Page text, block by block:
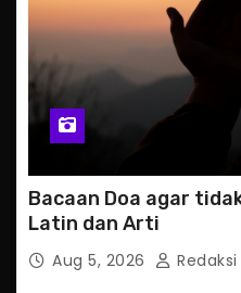
Bacaan Doa agar
Latin dan Arti
Aug 5, 2026 Redaksi